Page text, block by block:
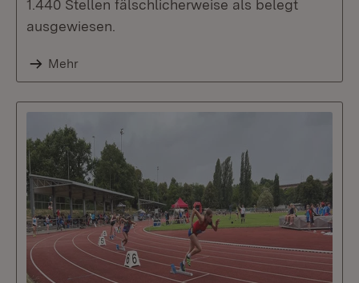
1.440 Stellen fälschlicherweise als belegt
ausgewiesen.
Mehr